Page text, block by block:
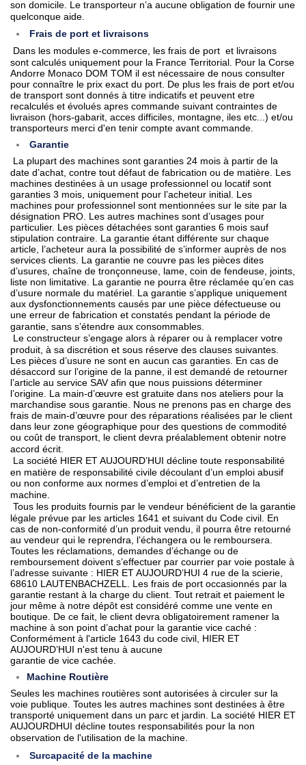
son domicile. Le transporteur n’a aucune obligation de fournir une
quelconque aide.
Frais de port et livraisons
Dans les modules e-commerce, les frais de port et livraisons
sont calculés uniquement pour la France Territorial. Pour la Corse
Andorre Monaco DOM TOM il est nécessaire de nous consulter
pour connaître le prix exact du port. De plus les frais de port et/ou
de transport sont donnés à titre indicatifs et peuvent etre
recalculés et évolués apres commande suivant contraintes de
livraison (hors-gabarit, acces difficiles, montagne, iles etc...) et/ou
transporteurs merci d'en tenir compte avant commande.
Garantie
La plupart des machines sont garanties 24 mois à partir de la
date d’achat, contre tout défaut de fabrication ou de matière. Les
machines destinées à un usage professionnel ou locatif sont
garanties 3 mois, uniquement pour l’acheteur initial. Les
machines pour professionnel sont mentionnées sur le site par la
désignation PRO. Les autres machines sont d’usages pour
particulier. Les pièces détachées sont garanties 6 mois sauf
stipulation contraire. La garantie étant différente sur chaque
article, l’acheteur aura la possibilité de s’informer auprès de nos
services clients. La garantie ne couvre pas les pièces dites
d’usures, chaîne de tronçonneuse, lame, coin de fendeuse, joints,
liste non limitative. La garantie ne pourra être réclamée qu’en cas
d’usure normale du matériel. La garantie s’applique uniquement
aux dysfonctionnements causés par une pièce défectueuse ou
une erreur de fabrication et constatés pendant la période de
garantie, sans s’étendre aux consommables.
Le constructeur s’engage alors à réparer ou à remplacer votre
produit, à sa discrétion et sous réserve des clauses suivantes.
Les pièces d’usure ne sont en aucun cas garanties. En cas de
désaccord sur l’origine de la panne, il est demandé de retourner
l’article au service SAV afin que nous puissions déterminer
l’origine. La main-d’œuvre est gratuite dans nos ateliers pour la
marchandise sous garantie. Nous ne prenons pas en charge des
frais de main-d’œuvre pour des réparations réalisées par le client
dans leur zone géographique pour des questions de commodité
ou coût de transport, le client devra préalablement obtenir notre
accord écrit.
La société HIER ET AUJOURD’HUI décline toute responsabilité
en matière de responsabilité civile découlant d’un emploi abusif
ou non conforme aux normes d’emploi et d’entretien de la
machine.
Tous les produits fournis par le vendeur bénéficient de la garantie
légale prévue par les articles 1641 et suivant du Code civil. En
cas de non-conformité d’un produit vendu, il pourra être retourné
au vendeur qui le reprendra, l’échangera ou le remboursera.
Toutes les réclamations, demandes d’échange ou de
remboursement doivent s’effectuer par courrier par voie postale à
l’adresse suivante : HIER ET AUJOURD’HUI 4 rue de la scierie,
68610 LAUTENBACHZELL. Les frais de port occasionnés par la
garantie restant à la charge du client. Tout retrait et paiement le
jour même à notre dépôt est considéré comme une vente en
boutique. De ce fait, le client devra obligatoirement ramener la
machine à son point d’achat pour la garantie vice caché :
Conformément à l'article 1643 du code civil, HIER ET
AUJOURD’HUI n'est tenu à aucune
garantie de vice cachée.
Machine Routière
Seules les machines routières sont autorisées à circuler sur la
voie publique. Toutes les autres machines sont destinées à être
transporté uniquement dans un parc et jardin. La société HIER ET
AUJOURDHUI décline toutes responsabilités pour la non
observation de l'utilisation de la machine.
Surcapacité de la machine